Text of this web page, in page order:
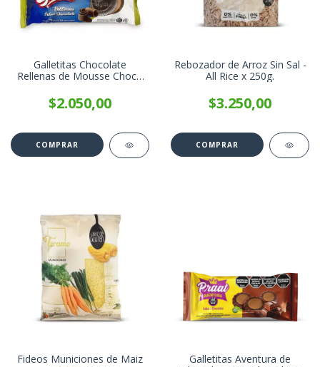
Galletitas Chocolate
Rellenas de Mousse Choco
$2.050,00
Rebozador de Arroz Sin Sal -
All Rice x 250g.
$3.250,00
Fideos Municiones de Maiz
Galletitas Aventura de